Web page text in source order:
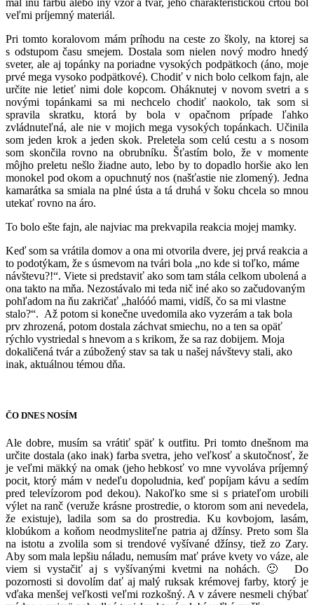
veľmi príjemný materiál.
Pri tomto koralovom mám príhodu na ceste zo školy, na ktorej sa
s odstupom času smejem. Dostala som nielen nový modro hnedý
sveter, ale aj topánky na poriadne vysokých podpätkoch (áno, moje
prvé mega vysoko podpätkové). Chodiť v nich bolo celkom fajn, ale
určite nie letieť nimi dole kopcom. Oháknutej v novom svetri a s
novými topánkami sa mi nechcelo chodiť naokolo, tak som si
spravila skratku, ktorá by bola v opačnom prípade ľahko
zvládnuteľná, ale nie v mojich mega vysokých topánkach. Učinila
som jeden krok a jeden skok. Preletela som celú cestu a s nosom
som skončila rovno na obrubníku. Šťastím bolo, že v momente
môjho preletu nešlo žiadne auto, lebo by to dopadlo horšie ako len
monokel pod okom a opuchnutý nos (našťastie nie zlomený). Jedna
kamarátka sa smiala na plné ústa a tá druhá v šoku chcela so mnou
utekať rovno na áro.
To bolo ešte fajn, ale najviac ma prekvapila reakcia mojej mamky.
Keď som sa vrátila domov a ona mi otvorila dvere, jej prvá reakcia a
to podotýkam, že s úsmevom na tvári bola „no kde si toľko, máme
návštevu?!“. Viete si predstaviť ako som tam stála celkom ubolená a
ona takto na mňa. Nezostávalo mi teda nič iné ako so začudovaným
pohľadom na ňu zakričať „halóóó mami, vidíš, čo sa mi vlastne
stalo?“. Až potom si konečne uvedomila ako vyzerám a tak bola
prv zhrozená, potom dostala záchvat smiechu, no a ten sa opäť
rýchlo vystriedal s hnevom a s krikom, že sa raz dobijem. Moja
dokaličená tvár a zúbožený stav sa tak u našej návštevy stali, ako
inak, aktuálnou témou dňa.
ČO DNES NOSÍM
Ale dobre, musím sa vrátiť späť k outfitu. Pri tomto dnešnom ma
určite dostala (ako inak) farba svetra, jeho veľkosť a skutočnosť, že
je veľmi mäkký na omak (jeho hebkosť vo mne vyvoláva príjemný
pocit, ktorý mám v nedeľu dopoludnia, keď popíjam kávu a sedím
pred televízorom pod dekou). Nakoľko sme si s priateľom urobili
výlet na ranč (veruže krásne prostredie, o ktorom som ani nevedela,
že existuje), ladila som sa do prostredia. Ku kovbojom, lasám,
klobúkom a koňom neodmysliteľne patria aj džínsy. Preto som šla
na istotu a zvolila som si trendové vyšívané džínsy, tiež zo Zary.
Aby som mala lepšiu náladu, nemusím mať práve kvety vo váze, ale
viem si vystačiť aj s vyšívanými kvetmi na nohách. 🙂 Do
pozornosti si dovolím dať aj malý ruksak krémovej farby, ktorý je
vďaka menšej veľkosti veľmi rozkošný. A v závere nesmeli chýbať